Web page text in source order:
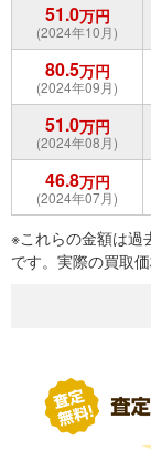
51.0万円
(2024年10月)
80.5万円
(2024年09月)
51.0万円
(2024年08月)
46.8万円
(2024年07月)
※これらの金額は過
です。実際の買取